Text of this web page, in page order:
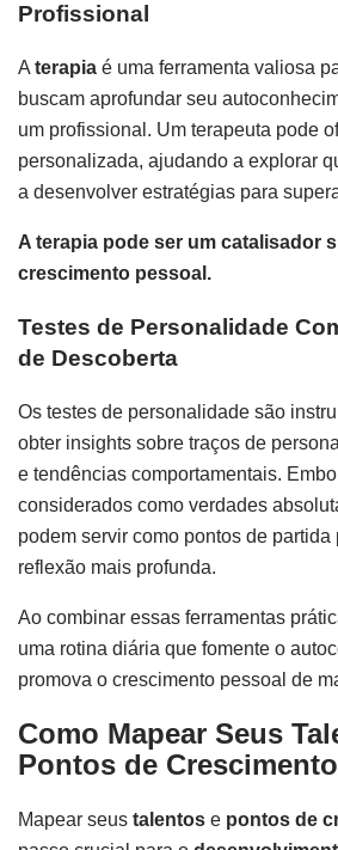
Profissional
A terapia é uma ferramenta valiosa
buscam aprofundar seu
um profissional. Um terapeuta pode
personalizada, ajudando a explorar
a desenvolver estratégias para
A terapia pode ser um catalisador
crescimento pessoal.
Testes de Personalidade
de Descoberta
Os testes de personalidade são
obter insights sobre traços de
e tendências comportamentais.
considerados como verdades
podem servir como pontos de partida
reflexão mais profunda.
Ao combinar essas ferramentas
uma rotina diária que fomente o
promova o crescimento pessoal de
Como Mapear Seus
Pontos de Crescimento
Mapear seus talentos e pontos de